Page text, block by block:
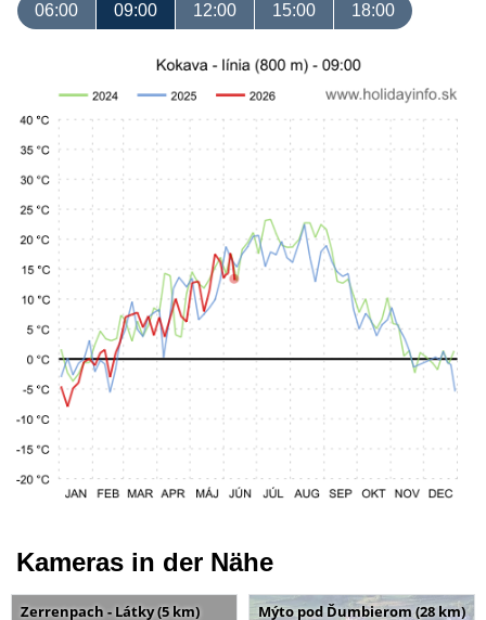
06:00 09:00 12:00 15:00 18:00
Kameras in der Nähe
Zerrenpach - Látky (5 km) Mýto pod Ďumbierom (28 km)